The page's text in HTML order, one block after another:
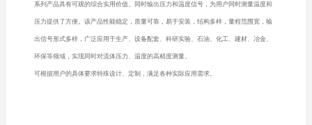
系列产品具有可观的综合实用价值。同时输出压力和温度信号，为用户同时测量温度和
压力提供了方便。该产品性能稳定，质量可靠，易于安装，结构多样，量程范围宽，输
出信号形式多样，广泛应用于生产、设备配套、科研实验、石油、化工、建材、冶金、
环保等领域，实现同时对流体压力、温度的高精度测量。
可根据用户的具体要求特殊设计、定制，满足各种实际应用需求。